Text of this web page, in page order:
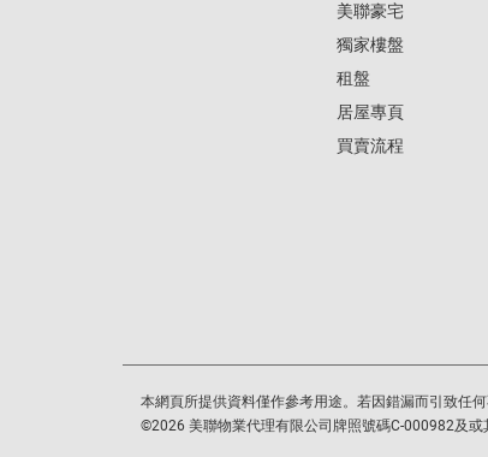
美聯豪宅
獨家樓盤
租盤
居屋專頁
買賣流程
本網頁所提供資料僅作參考用途。若因錯漏而引致任
©2026 美聯物業代理有限公司牌照號碼C-000982及或